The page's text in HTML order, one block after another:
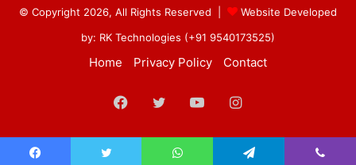
© Copyright 2026, All Rights Reserved |
Website Developed
by: RK Technologies (+91 9540173525)
Home Privacy Policy Contact
Facebook
TwitterYouTubeInstagram